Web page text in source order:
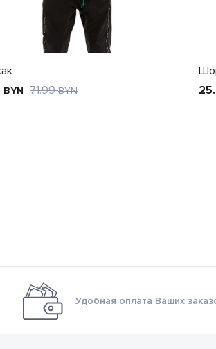
BYN 71.99BYN
Удобная оплата Ваших